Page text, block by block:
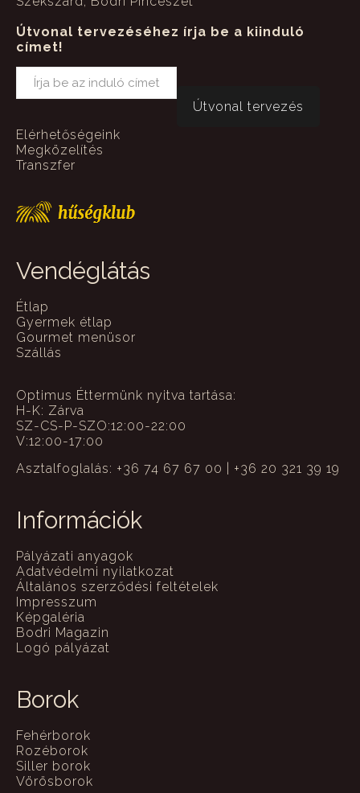
Útvonal tervezéséhez írja be a kiinduló
címet!
Elérhetőségeink
Megközelítés
Transzfer
Vendéglátás
Étlap
Gyermek étlap
Gourmet menüsor
Szállás
Optimus Éttermünk nyitva tartása:
H-K: Zárva
SZ-CS-P-SZO:12:00-22:00
V:12:00-17:00
Asztalfoglalás: +36 74 67 67 00 | +36 20 321 39 19
Információk
Pályázati anyagok
Adatvédelmi nyilatkozat
Általános szerződési feltételek
Impresszum
Képgaléria
Bodri Magazin
Logó pályázat
Borok
Fehérborok
Rozéborok
Siller borok
Vörösborok